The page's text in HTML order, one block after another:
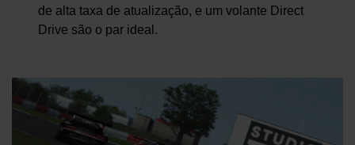
de alta taxa de atualização, e um volante Direct
Drive são o par ideal.